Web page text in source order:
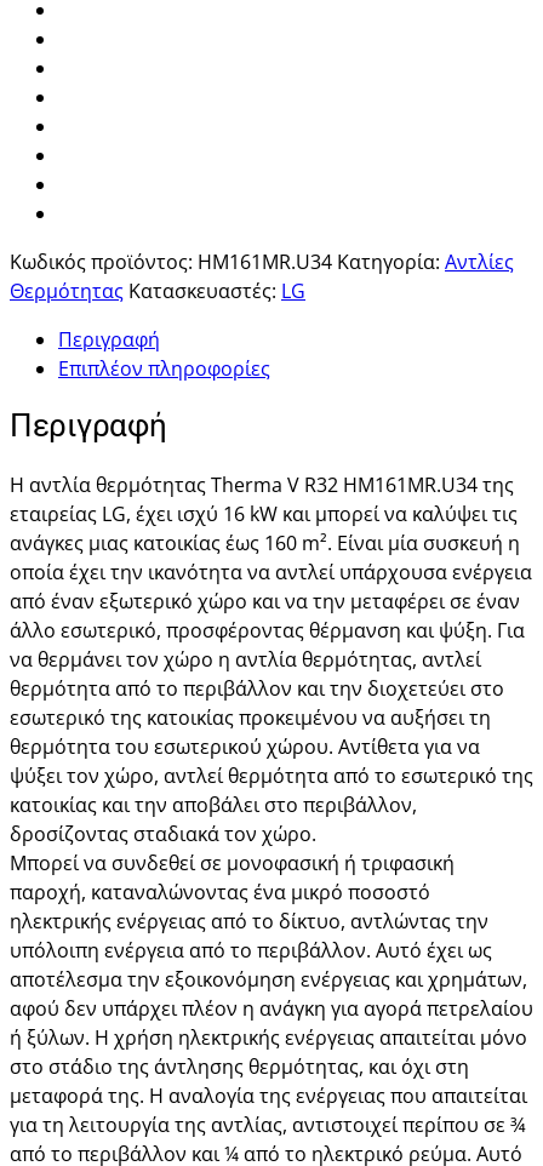
HM161MR.U34
Αντλία
Θερμότητας
16kW
Μονοφασική
65°C
Monoblock
ποσότητα
Κωδικός προϊόντος: HM161MR.U34 Κατηγορία: Αντλίες
Θερμότητας Κατασκευαστές: LG
Περιγραφή
Επιπλέον πληροφορίες
Περιγραφή
Η αντλία θερμότητας Therma V R32 HM161MR.U34 της
εταιρείας LG, έχει ισχύ 16 kW και μπορεί να καλύψει τις
ανάγκες μιας κατοικίας έως 160 m². Είναι μία συσκευή η
οποία έχει την ικανότητα να αντλεί υπάρχουσα ενέργεια
από έναν εξωτερικό χώρο και να την μεταφέρει σε έναν
άλλο εσωτερικό, προσφέροντας θέρμανση και ψύξη. Για
να θερμάνει τον χώρο η αντλία θερμότητας, αντλεί
θερμότητα από το περιβάλλον και την διοχετεύει στο
εσωτερικό της κατοικίας προκειμένου να αυξήσει τη
θερμότητα του εσωτερικού χώρου. Αντίθετα για να
ψύξει τον χώρο, αντλεί θερμότητα από το εσωτερικό της
κατοικίας και την αποβάλει στο περιβάλλον,
δροσίζοντας σταδιακά τον χώρο.
Μπορεί να συνδεθεί σε μονοφασική ή τριφασική
παροχή, καταναλώνοντας ένα μικρό ποσοστό
ηλεκτρικής ενέργειας από το δίκτυο, αντλώντας την
υπόλοιπη ενέργεια από το περιβάλλον. Αυτό έχει ως
αποτέλεσμα την εξοικονόμηση ενέργειας και χρημάτων,
αφού δεν υπάρχει πλέον η ανάγκη για αγορά πετρελαίου
ή ξύλων. Η χρήση ηλεκτρικής ενέργειας απαιτείται μόνο
στο στάδιο της άντλησης θερμότητας, και όχι στη
μεταφορά της. Η αναλογία της ενέργειας που απαιτείται
για τη λειτουργία της αντλίας, αντιστοιχεί περίπου σε ¾
από το περιβάλλον και ¼ από το ηλεκτρικό ρεύμα. Αυτό